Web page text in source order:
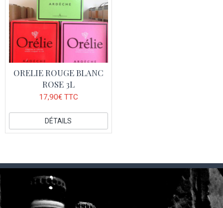
ORELIE ROUGE BLANC
ROSE 3L
17,90€ TTC
DÉTAILS